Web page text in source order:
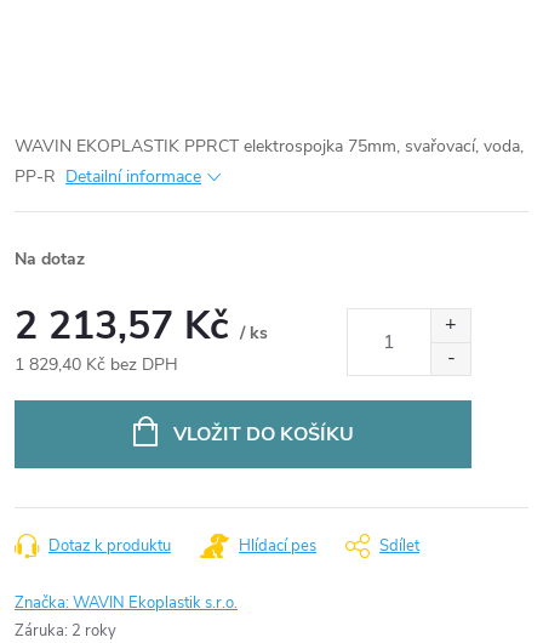
WAVIN EKOPLASTIK PPRCT elektrospojka 75mm, svařovací, voda,
PP-R Detailní informace
Na dotaz
2 213,57 Kč / ks
1 829,40 Kč bez DPH
VLOŽIT DO KOŠÍKU
Dotaz k produktu Hlídací pes Sdílet
Značka:WAVIN Ekoplastik s.r.o.
Záruka: 2 roky